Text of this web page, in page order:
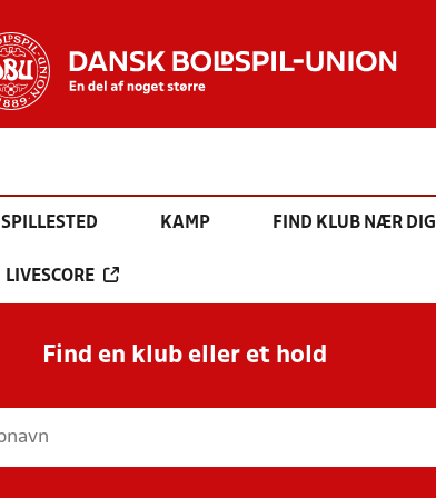
SPILLESTED KAMP FIND KLUB NÆR DIG
LIVESCORE
Find en klub eller et hold